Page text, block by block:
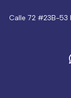
Calle 72 #23B-53